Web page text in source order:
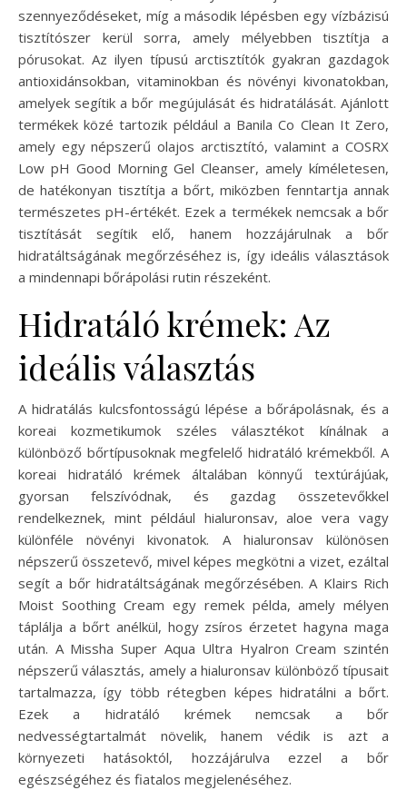
szennyeződéseket, míg a második lépésben egy vízbázisú
tisztítószer kerül sorra, amely mélyebben tisztítja a
pórusokat. Az ilyen típusú arctisztítók gyakran gazdagok
antioxidánsokban, vitaminokban és növényi kivonatokban,
amelyek segítik a bőr megújulását és hidratálását. Ajánlott
termékek közé tartozik például a Banila Co Clean It Zero,
amely egy népszerű olajos arctisztító, valamint a COSRX
Low pH Good Morning Gel Cleanser, amely kíméletesen,
de hatékonyan tisztítja a bőrt, miközben fenntartja annak
természetes pH-értékét. Ezek a termékek nemcsak a bőr
tisztítását segítik elő, hanem hozzájárulnak a bőr
hidratáltságának megőrzéséhez is, így ideális választások
a mindennapi bőrápolási rutin részeként.
Hidratáló krémek: Az
ideális választás
A hidratálás kulcsfontosságú lépése a bőrápolásnak, és a
koreai kozmetikumok széles választékot kínálnak a
különböző bőrtípusoknak megfelelő hidratáló krémekből. A
koreai hidratáló krémek általában könnyű textúrájúak,
gyorsan felszívódnak, és gazdag összetevőkkel
rendelkeznek, mint például hialuronsav, aloe vera vagy
különféle növényi kivonatok. A hialuronsav különösen
népszerű összetevő, mivel képes megkötni a vizet, ezáltal
segít a bőr hidratáltságának megőrzésében. A Klairs Rich
Moist Soothing Cream egy remek példa, amely mélyen
táplálja a bőrt anélkül, hogy zsíros érzetet hagyna maga
után. A Missha Super Aqua Ultra Hyalron Cream szintén
népszerű választás, amely a hialuronsav különböző típusait
tartalmazza, így több rétegben képes hidratálni a bőrt.
Ezek a hidratáló krémek nemcsak a bőr
nedvességtartalmát növelik, hanem védik is azt a
környezeti hatásoktól, hozzájárulva ezzel a bőr
egészségéhez és fiatalos megjelenéséhez.